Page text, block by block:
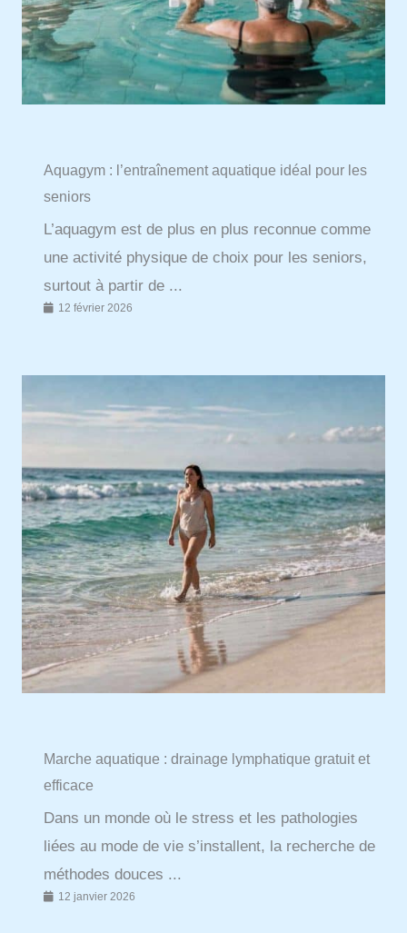
Aquagym : l’entraînement aquatique idéal pour les
seniors
L’aquagym est de plus en plus reconnue comme
une activité physique de choix pour les seniors,
surtout à partir de ...
12 février 2026
Marche aquatique : drainage lymphatique gratuit et
efficace
Dans un monde où le stress et les pathologies
liées au mode de vie s’installent, la recherche de
méthodes douces ...
12 janvier 2026